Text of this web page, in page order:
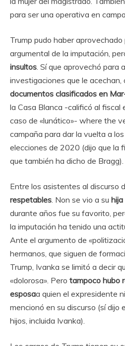
para ser una operativa en
Trump pudo haber
argumental de la imputación,
insultos. Sí que aprovechó para
investigaciones que le acechan,
documentos clasificados en
la Casa Blanca -calificó al fiscal
caso de «lunático»- where the
campaña para dar la vuelta a
elecciones de 2020 (dijo que la
que también ha dicho de Bragg).
Entre los asistentes al discurso
respetables. Non se vio a su
durante años fue su favorito,
la imputación ha tenido una
Ante el argumento de
hermanos, que siguen de
Trump, Ivanka se limitó a decir
«dolorosa». Pero tampoco hubo
esposaa quien el expresidente
mencionó en su discurso (sí dijo
hijos, incluida Ivanka).